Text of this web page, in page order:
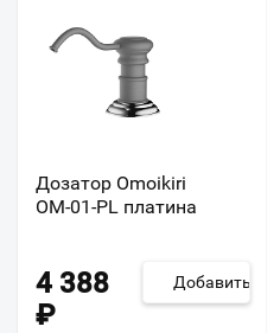
Дозатор Omoikiri
ОМ-01-PL платина
4 388
₽
Добавить